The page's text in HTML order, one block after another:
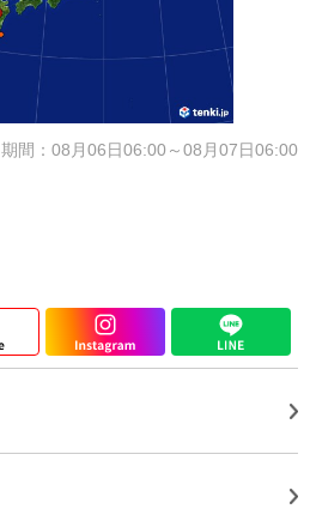
期間：08月06日06:00～08月07日06:00